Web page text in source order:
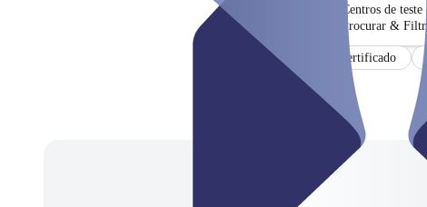
Centros de teste
Procurar & Filtro
Certificado